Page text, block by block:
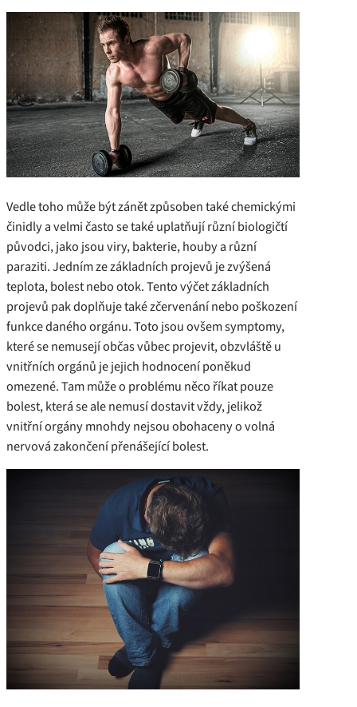
Vedle toho může být zánět způsoben také chemickými
činidly a velmi často se také uplatňují různí biologičtí
původci, jako jsou viry, bakterie, houby a různí
paraziti. Jedním ze základních projevů je zvýšená
teplota, bolest nebo otok. Tento výčet základních
projevů pak doplňuje také zčervenání nebo poškození
funkce daného orgánu. Toto jsou ovšem symptomy,
které se nemusejí občas vůbec projevit, obzvláště u
vnitřních orgánů je jejich hodnocení poněkud
omezené. Tam může o problému něco říkat pouze
bolest, která se ale nemusí dostavit vždy, jelikož
vnitřní orgány mnohdy nejsou obohaceny o volná
nervová zakončení přenášející bolest.